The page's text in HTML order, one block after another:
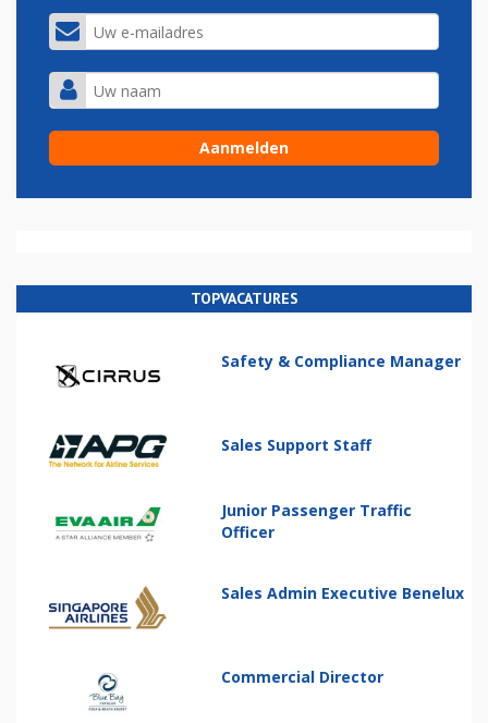
TOPVACATURES
Safety & Compliance Manager
Sales Support Staff
Junior Passenger Traffic
Officer
Sales Admin Executive Benelux
Commercial Director